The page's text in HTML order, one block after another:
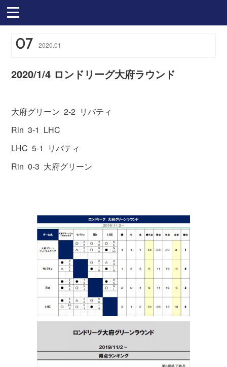
07 2020.01
2020/1/4 ロンドリーグ大府ラウンド
大府グリーン 2-2 リバティ
Rin 3-1 LHC
LHC 5-1 リバティ
Rin 0-3 大府グリーン